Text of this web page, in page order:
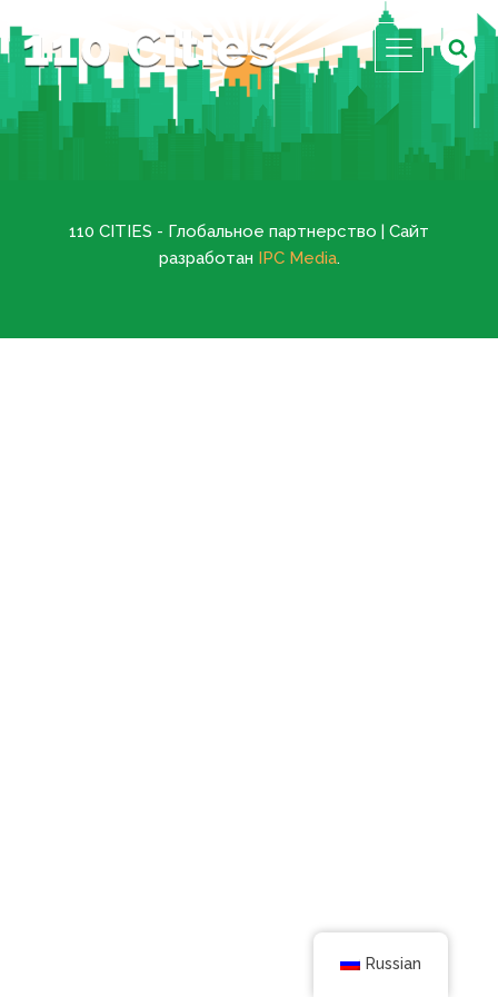
110 CITIES - Глобальное партнерство | Сайт
разработан IPC Media.
Russian